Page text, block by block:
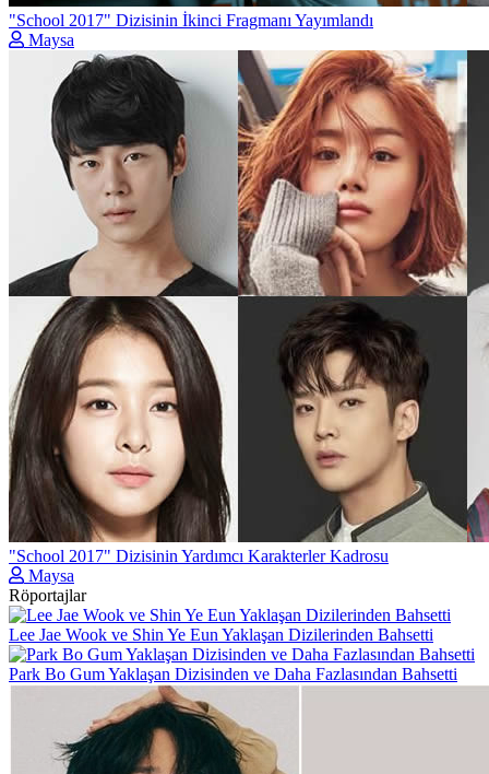
"School 2017" Dizisinin İkinci Fragmanı Yayımlandı
Maysa
"School 2017" Dizisinin Yardımcı Karakterler Kadrosu
Maysa
Röportajlar
Lee Jae Wook ve Shin Ye Eun Yaklaşan Dizilerinden Bahsetti
Park Bo Gum Yaklaşan Dizisinden ve Daha Fazlasından Bahsetti